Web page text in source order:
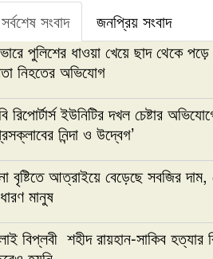
সর্বশেষ সংবাদ
জনপ্রিয় সংবাদ
পুলিশের ধাওয়া খেয়ে ছাদ থেকে
নিহতের অভিযোগ
রিপোর্টার্স ইউনিটির দখল চেষ্টার
নিন্দা ও উদ্বেগ’
বৃষ্টিতে আত্রাইয়ে বেড়েছে সবজির
মানুষ
বিপ্লবী শহীদ রায়হান-সাকিব হত্যার